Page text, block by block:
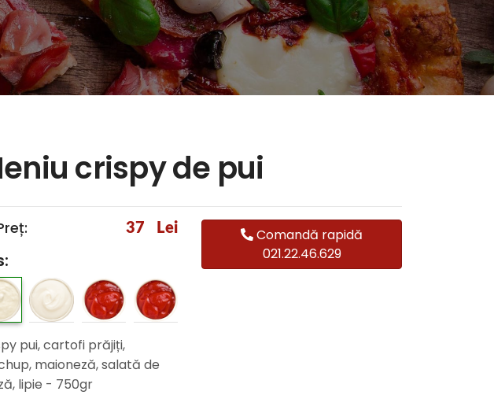
crispy de pui
37 Lei
pui, cartofi prăjiți,
maioneză, salată de
lipie - 750gr
Comandă rapidă
021.22.46.629